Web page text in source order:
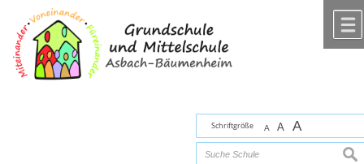
Zum Inhalt,
Schriftgröße A A A